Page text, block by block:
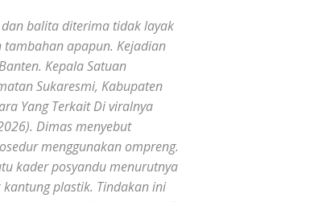
balita diterima tidak layak
apapun. Kejadian
Kepala Satuan
Sukaresmi, Kabupaten
Yang Terkait Di viralnya
Dimas menyebut
menggunakan ompreng.
kader posyandu menurutnya
plastik. Tindakan ini